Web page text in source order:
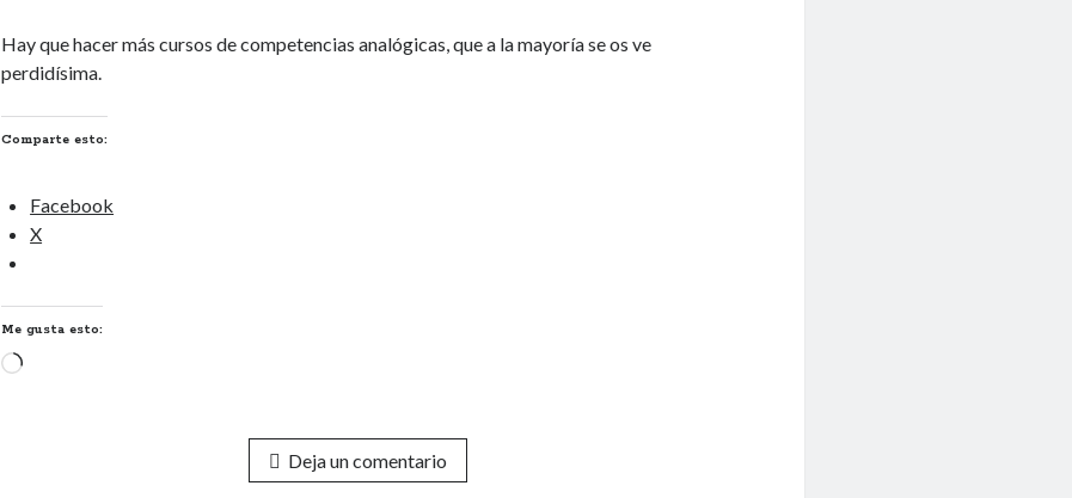
Hay que hacer más cursos de competencias analógicas, que a la mayoría se os ve
perdidísima.
Comparte esto:
Facebook
X
Me gusta esto:
Cargando...
Deja un comentario